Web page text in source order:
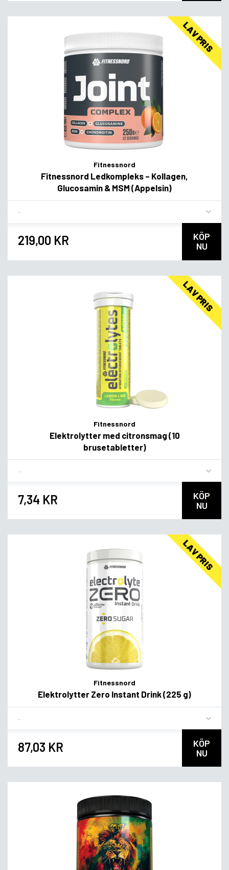
LAV PRIS
Fitnessnord
Fitnessnord Ledkompleks – Kollagen,
Glucosamin & MSM (Appelsin)
219,00 KR
KÖP
NU
LAV PRIS
Fitnessnord
Elektrolytter med citronsmag (10
brusetabletter)
7,34 KR
KÖP
NU
LAV PRIS
Fitnessnord
Elektrolytter Zero Instant Drink (225 g)
87,03 KR
KÖP
NU